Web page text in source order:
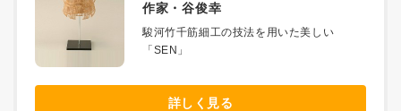
作家・谷俊幸
駿河竹千筋細工の技法を用いた美しい
「SEN」
詳しく見る